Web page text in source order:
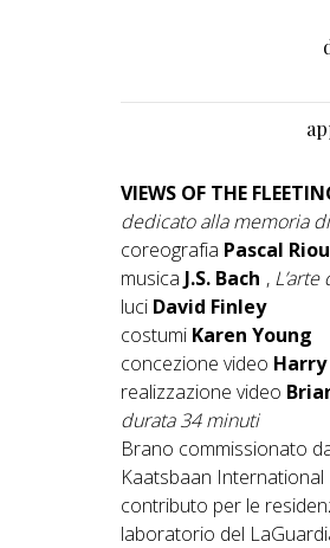
VIEWS OF THE
dedicato alla memoria
coreografia Pascal
musica J.S. Bach ,
luci David Finley
costumi Karen Young
concezione video
realizzazione video
durata 34 minuti
Brano commissionato
Kaatsbaan
contributo per le
laboratorio del